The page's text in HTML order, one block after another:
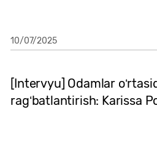
10/07/2025
[Intervyu] Odamlar
ragʻbatlantirish: Karissa